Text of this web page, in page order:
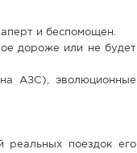
и беспомощен.
дороже или не будет
АЗС), эволюционные
реальных поездок его